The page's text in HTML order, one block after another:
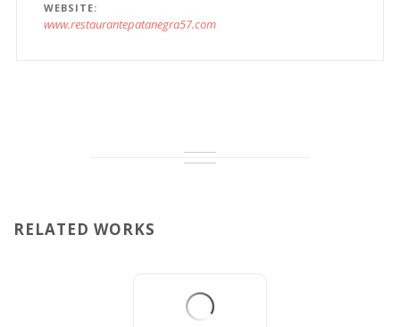
WEBSITE
www.restaurantepatanegra57.com
RELATED WORKS